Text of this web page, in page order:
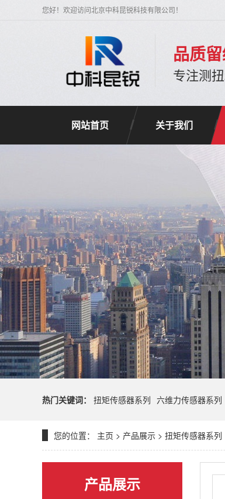
您好！欢迎访问北京中科昆锐科技有限公司！
品质
专注测
网站首页 关于我们
热门关键词： 扭矩传感器系列 六维力传感器系列
您的位置： 主页 > 产品展示 > 扭矩传感器系列
产品展示